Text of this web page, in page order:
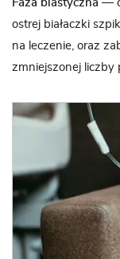
Faza blastyczna —
ostrej białaczki
na leczenie, oraz
zmniejszonej liczby